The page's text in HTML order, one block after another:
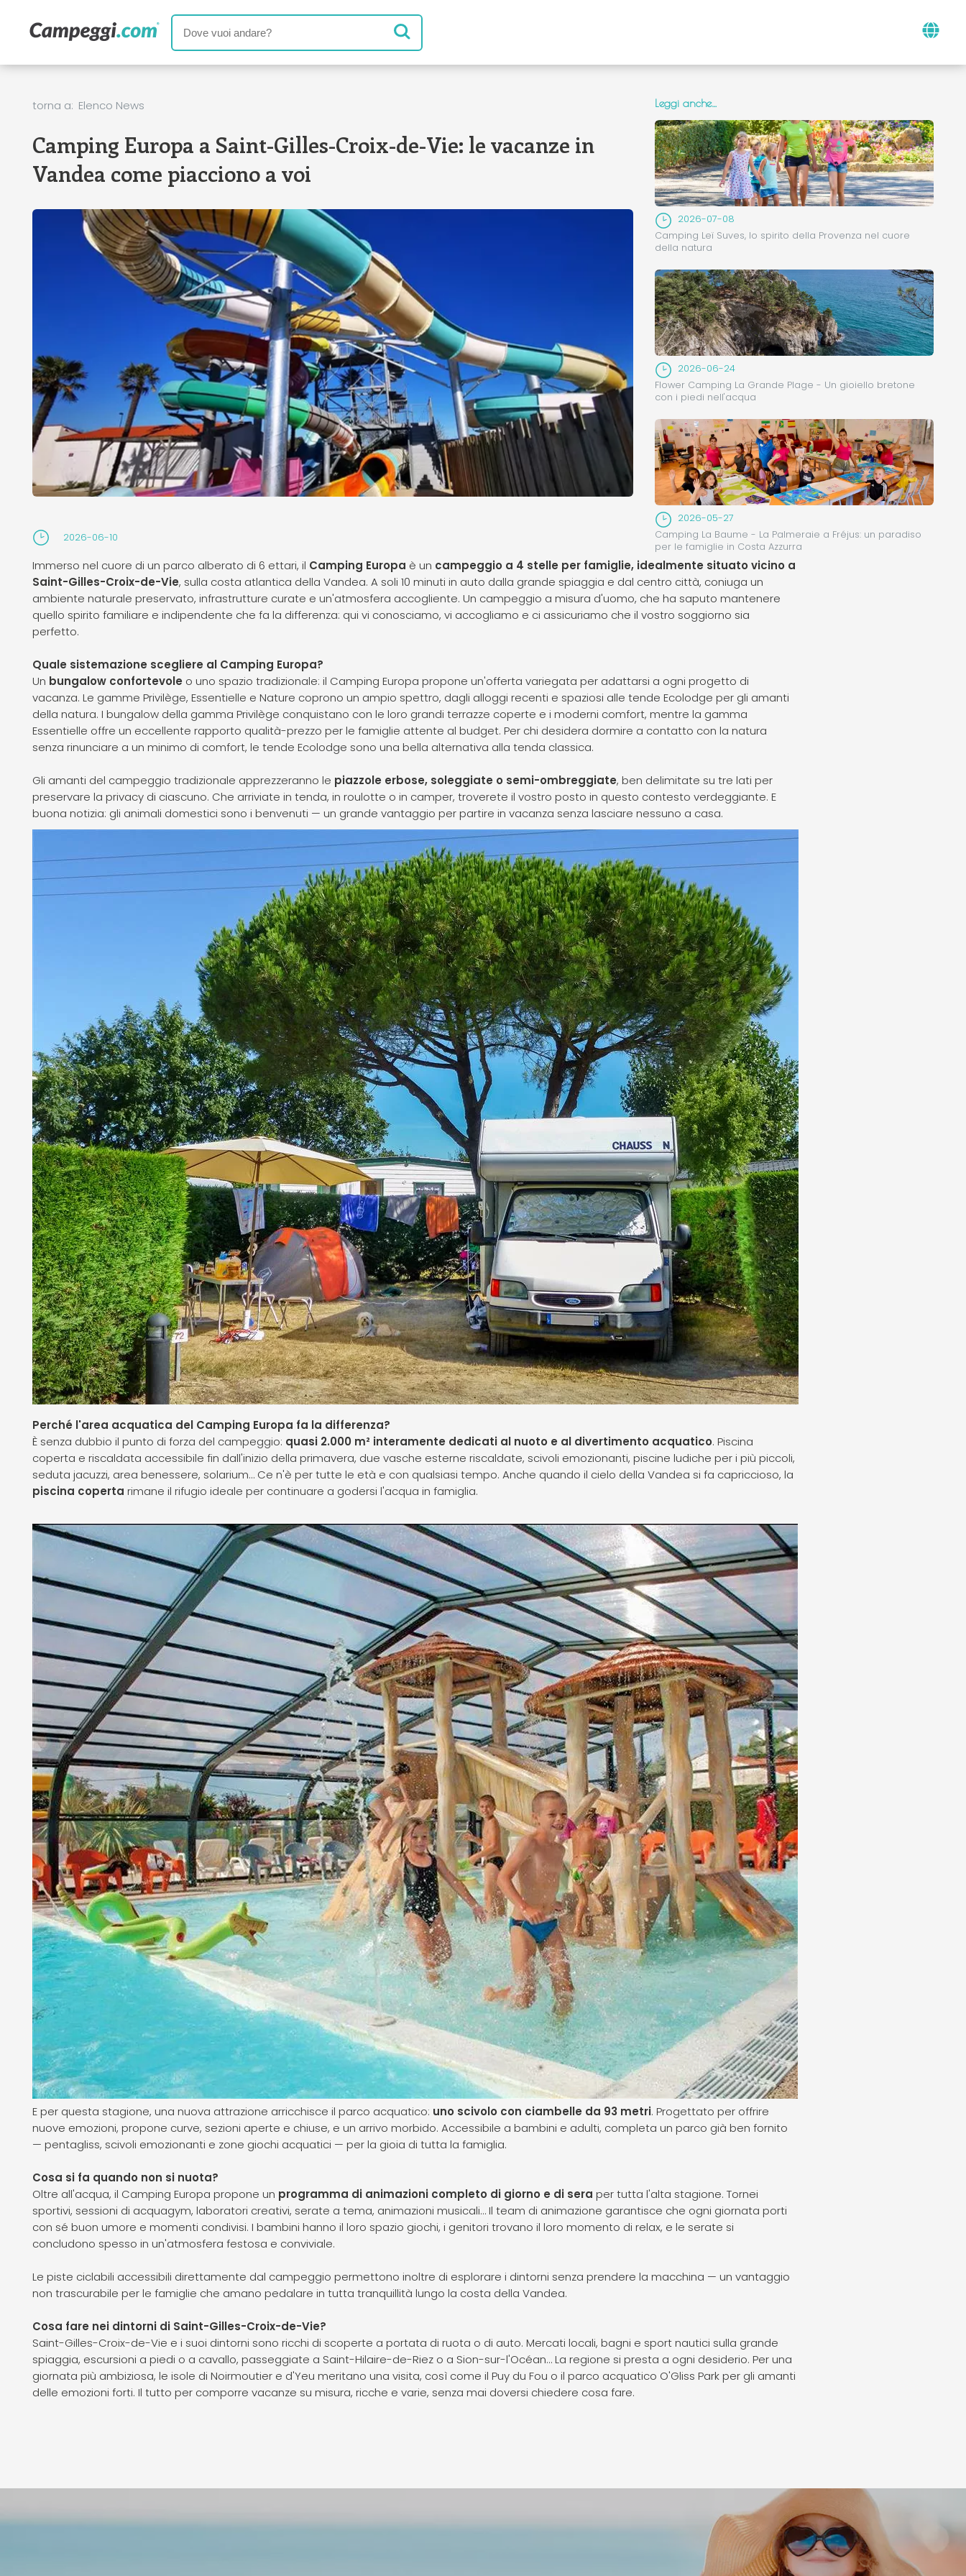
torna a: Elenco News
Camping Europa a Saint-Gilles-Croix-de-Vie: le vacanze in
Vandea come piacciono a voi
2026-06-10
Immerso nel cuore di un parco alberato di 6 ettari, il Camping Europa è un campeggio a 4 stelle per famiglie, idealmente situato vicino a
Saint-Gilles-Croix-de-Vie, sulla costa atlantica della Vandea. A soli 10 minuti in auto dalla grande spiaggia e dal centro città, coniuga un
ambiente naturale preservato, infrastrutture curate e un'atmosfera accogliente. Un campeggio a misura d'uomo, che ha saputo mantenere
quello spirito familiare e indipendente che fa la differenza: qui vi conosciamo, vi accogliamo e ci assicuriamo che il vostro soggiorno sia
perfetto.
Quale sistemazione scegliere al Camping Europa?
Un bungalow confortevole o uno spazio tradizionale: il Camping Europa propone un'offerta variegata per adattarsi a ogni progetto di
vacanza. Le gamme Privilège, Essentielle e Nature coprono un ampio spettro, dagli alloggi recenti e spaziosi alle tende Ecolodge per gli amanti
della natura. I bungalow della gamma Privilège conquistano con le loro grandi terrazze coperte e i moderni comfort, mentre la gamma
Essentielle offre un eccellente rapporto qualità-prezzo per le famiglie attente al budget. Per chi desidera dormire a contatto con la natura
senza rinunciare a un minimo di comfort, le tende Ecolodge sono una bella alternativa alla tenda classica.
Gli amanti del campeggio tradizionale apprezzeranno le piazzole erbose, soleggiate o semi-ombreggiate, ben delimitate su tre lati per
preservare la privacy di ciascuno. Che arriviate in tenda, in roulotte o in camper, troverete il vostro posto in questo contesto verdeggiante. E
buona notizia: gli animali domestici sono i benvenuti — un grande vantaggio per partire in vacanza senza lasciare nessuno a casa.
Perché l'area acquatica del Camping Europa fa la differenza?
È senza dubbio il punto di forza del campeggio: quasi 2.000 m² interamente dedicati al nuoto e al divertimento acquatico. Piscina
coperta e riscaldata accessibile fin dall'inizio della primavera, due vasche esterne riscaldate, scivoli emozionanti, piscine ludiche per i più piccoli,
seduta jacuzzi, area benessere, solarium… Ce n'è per tutte le età e con qualsiasi tempo. Anche quando il cielo della Vandea si fa capriccioso, la
piscina coperta rimane il rifugio ideale per continuare a godersi l'acqua in famiglia.
E per questa stagione, una nuova attrazione arricchisce il parco acquatico: uno scivolo con ciambelle da 93 metri. Progettato per offrire
nuove emozioni, propone curve, sezioni aperte e chiuse, e un arrivo morbido. Accessibile a bambini e adulti, completa un parco già ben fornito
— pentagliss, scivoli emozionanti e zone giochi acquatici — per la gioia di tutta la famiglia.
Cosa si fa quando non si nuota?
Oltre all'acqua, il Camping Europa propone un programma di animazioni completo di giorno e di sera per tutta l'alta stagione. Tornei
sportivi, sessioni di acquagym, laboratori creativi, serate a tema, animazioni musicali… Il team di animazione garantisce che ogni giornata porti
con sé buon umore e momenti condivisi. I bambini hanno il loro spazio giochi, i genitori trovano il loro momento di relax, e le serate si
concludono spesso in un'atmosfera festosa e conviviale.
Le piste ciclabili accessibili direttamente dal campeggio permettono inoltre di esplorare i dintorni senza prendere la macchina — un vantaggio
non trascurabile per le famiglie che amano pedalare in tutta tranquillità lungo la costa della Vandea.
Cosa fare nei dintorni di Saint-Gilles-Croix-de-Vie?
Saint-Gilles-Croix-de-Vie e i suoi dintorni sono ricchi di scoperte a portata di ruota o di auto. Mercati locali, bagni e sport nautici sulla grande
spiaggia, escursioni a piedi o a cavallo, passeggiate a Saint-Hilaire-de-Riez o a Sion-sur-l'Océan… La regione si presta a ogni desiderio. Per una
giornata più ambiziosa, le isole di Noirmoutier e d'Yeu meritano una visita, così come il Puy du Fou o il parco acquatico O'Gliss Park per gli amanti
delle emozioni forti. Il tutto per comporre vacanze su misura, ricche e varie, senza mai doversi chiedere cosa fare.
Leggi anche…
2026-07-08
Camping Leï Suves, lo spirito della Provenza nel cuore
della natura
2026-06-24
Flower Camping La Grande Plage - Un gioiello bretone
con i piedi nell'acqua
2026-05-27
Camping La Baume - La Palmeraie a Fréjus: un paradiso
per le famiglie in Costa Azzurra